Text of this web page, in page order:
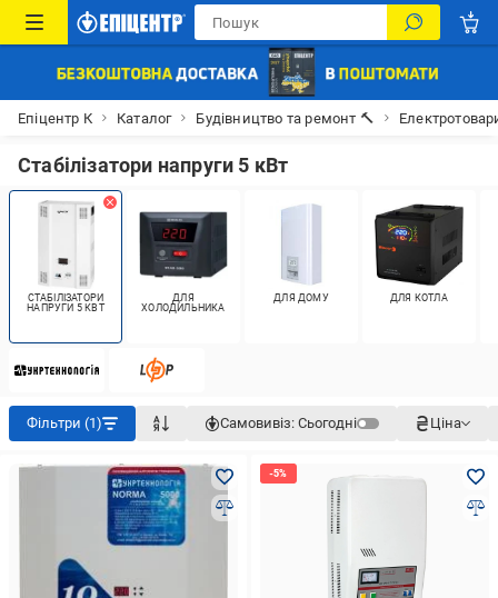
Епіцентр К Каталог Будівництво та ремонт 🔨
Стабілізатори напруги 5 кВт
СТАБІЛІЗАТОРИ
НАПРУГИ 5 КВТ
ДЛЯ
ХОЛОДИЛЬНИКА
ДЛЯ ДОМУ ДЛЯ КОТЛА
Фільтри (1) Самовивіз: Сьогодні Ціна